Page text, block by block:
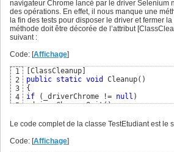
navigateur Chrome lancé par le driver Selenium
des opérations. En effet, il nous manque une
la fin des tests pour disposer le driver et fermer
méthode doit être décorée de l’attribut
suivant :
Code: [Affichage]
1
2
3
4
5
ClassCleanup
public static void Cleanup( )
{
if
( _driverChrome != null )
_driverChrome.Quit()
Le code complet de la classe TestEtudiant est le
Code: [Affichage]